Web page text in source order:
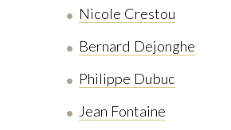
Nicole Crestou
Bernard Dejonghe
Philippe Dubuc
Jean Fontaine